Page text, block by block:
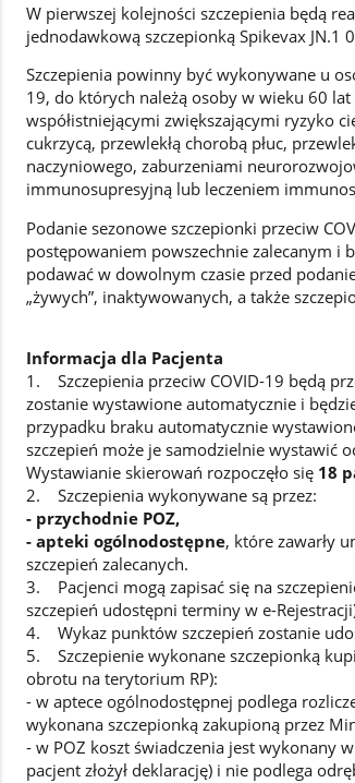
W pierwszej kolejności szczepienia będą
jednodawkową szczepionką Spikevax JN.1
Szczepienia powinny być wykonywane u
19, do których należą osoby w wieku 60
współistniejącymi zwiększającymi ryzyko
cukrzycą, przewlekłą chorobą płuc,
naczyniowego, zaburzeniami
immunosupresyjną lub leczeniem
Podanie sezonowe szczepionki przeciw
postępowaniem powszechnie zalecanym i
podawać w dowolnym czasie przed
„żywych”, inaktywowanych, a także
Informacja dla Pacjenta
1. Szczepienia przeciw COVID-19 będą
zostanie wystawione automatycznie i
przypadku braku automatycznie
szczepień może je samodzielnie wystawić
Wystawianie skierowań rozpoczęło się 18
2. Szczepienia wykonywane są przez:
- przychodnie POZ,
- apteki ogólnodostępne, które zawarły
szczepień zalecanych.
3. Pacjenci mogą zapisać się na
szczepień udostępni terminy w e-
4. Wykaz punktów szczepień zostanie
5. Szczepienie wykonane szczepionką
obrotu na terytorium RP):
- w aptece ogólnodostępnej podlega
wykonana szczepionką zakupioną przez
- w POZ koszt świadczenia jest wykonany
pacjent złożył deklarację) i nie podlega